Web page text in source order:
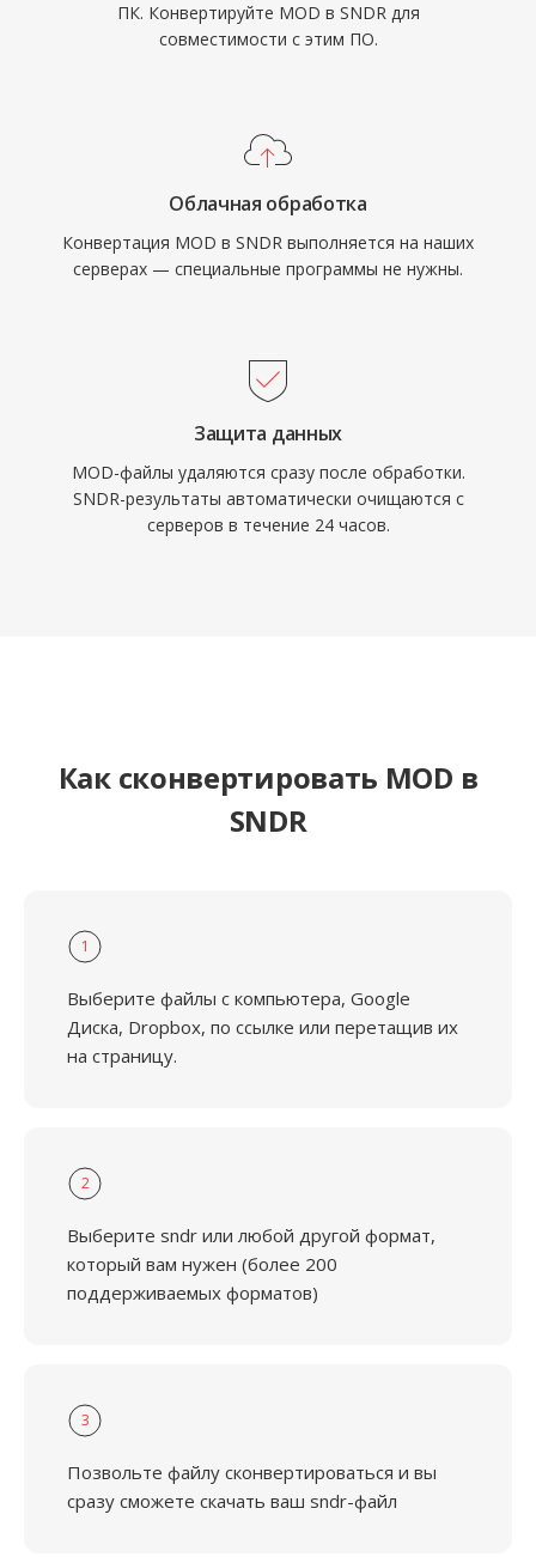
ПК. Конвертируйте MOD в SNDR для
совместимости с этим ПО.
Облачная обработка
Конвертация MOD в SNDR выполняется на наших
серверах — специальные программы не нужны.
Защита данных
MOD-файлы удаляются сразу после обработки.
SNDR-результаты автоматически очищаются с
серверов в течение 24 часов.
Как сконвертировать MOD в
SNDR
1
Выберите файлы с компьютера, Google
Диска, Dropbox, по ссылке или перетащив их
на страницу.
2
Выберите sndr или любой другой формат,
который вам нужен (более 200
поддерживаемых форматов)
3
Позвольте файлу сконвертироваться и вы
сразу сможете скачать ваш sndr-файл